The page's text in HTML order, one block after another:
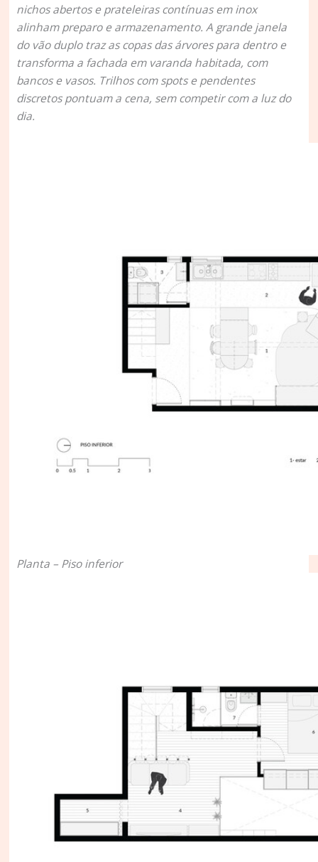
nichos abertos e prateleiras contínuas em inox
alinham preparo e armazenamento. A grande janela
do vão duplo traz as copas das árvores para dentro e
transforma a fachada em varanda habitada, com
bancos e vasos. Trilhos com spots e pendentes
discretos pontuam a cena, sem competir com a luz do
dia.
Planta – Piso inferior